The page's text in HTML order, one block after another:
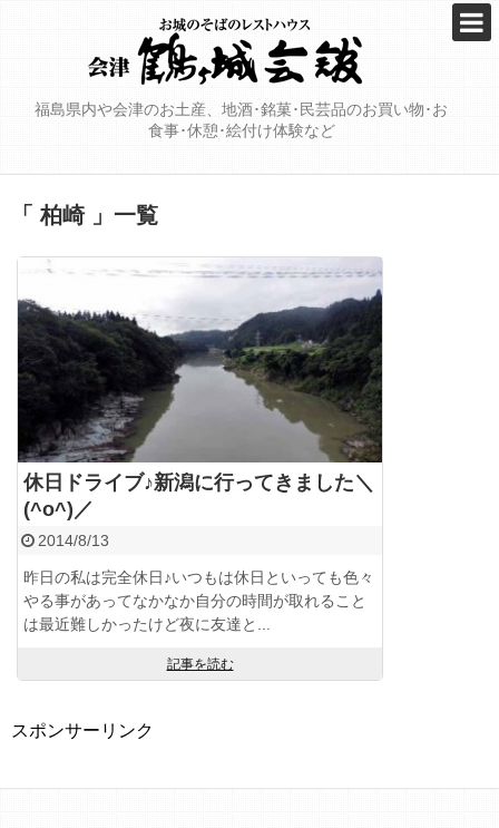
福島県内や会津のお土産、地酒･銘菓･民芸品のお買い物･お
食事･休憩･絵付け体験など
「 柏崎 」一覧
休日ドライブ♪新潟に行ってきました＼
(^o^)／
2014/8/13
昨日の私は完全休日♪いつもは休日といっても色々
やる事があってなかなか自分の時間が取れること
は最近難しかったけど夜に友達と...
記事を読む
スポンサーリンク